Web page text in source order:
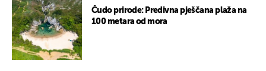
Čudo prirode: Predivna pješčana plaža na
100 metara od mora